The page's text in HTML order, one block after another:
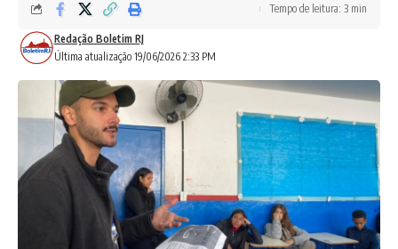
Última atualização 19/06/2026 2:33 PM
Redação Boletim RJ
Tempo de leitura: 3 min